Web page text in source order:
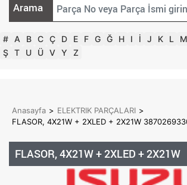
Arama
# A B C Ç D E F G Ğ H I İ J K L M
Ş T U Ü V Y Z
Anasayfa > ELEKTRIK PARÇALARI >
FLASOR, 4X21W + 2XLED + 2X21W
FLASOR, 4X21W + 2XLED + 2X21W